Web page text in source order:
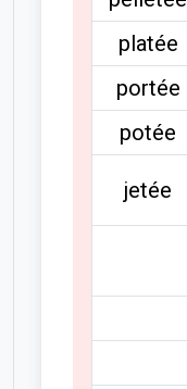
platée
portée
potée
jetée